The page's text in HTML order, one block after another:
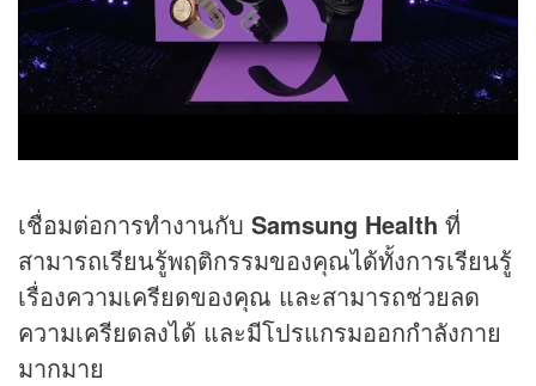
เชื่อมต่อการทำงานกับ Samsung Health ที่
สามารถเรียนรู้พฤติกรรมของคุณได้ทั้งการเรียนรู้
เรื่องความเครียดของคุณ และสามารถช่วยลด
ความเครียดลงได้ และมีโปรแกรมออกกำลังกาย
มากมาย